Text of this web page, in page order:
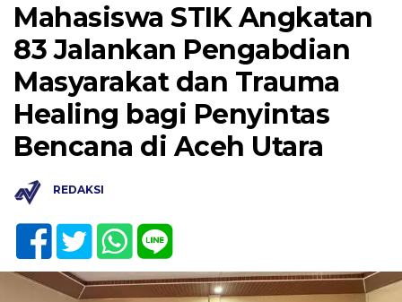
Mahasiswa STIK Angkatan
83 Jalankan Pengabdian
Masyarakat dan Trauma
Healing bagi Penyintas
Bencana di Aceh Utara
REDAKSI